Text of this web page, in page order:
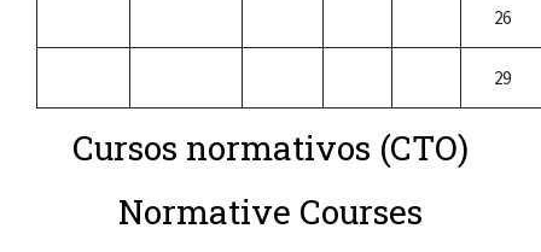
26
29
Cursos normativos (CTO)
Normative Courses